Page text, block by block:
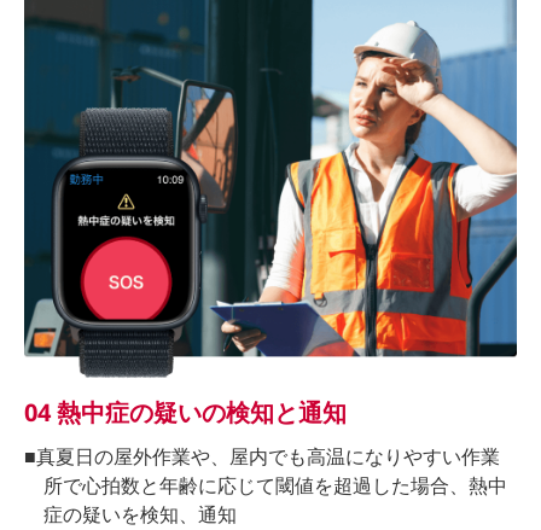
04 熱中症の疑いの検知と通知
■真夏日の屋外作業や、屋内でも高温になりやすい作業
所で心拍数と年齢に応じて閾値を超過した場合、熱中
症の疑いを検知、通知